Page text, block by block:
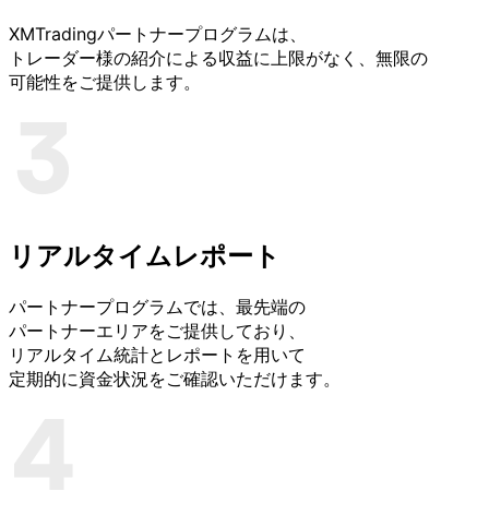
XMTradingパートナープログラムは、
トレーダー様の紹介による収益に上限がなく、 無限の
可能性をご提供します。
リアルタイムレポート
パートナープログラムでは、 最先端の
パートナーエリアをご提供しており、
リアルタイム統計と レポートを用いて
定期的に資金状況をご確認いただけます。